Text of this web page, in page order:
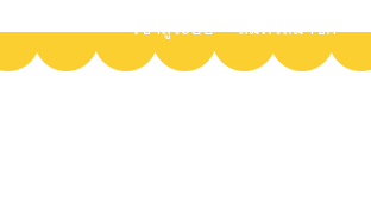
เข้าสู่ระบบ สมัครสมาชิก